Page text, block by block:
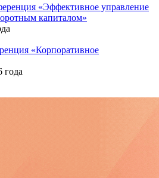
«Эффективное управление
капиталом»
«Корпоративное
года